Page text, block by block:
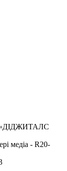
«ДІДЖИТАЛС
медіа - R20-